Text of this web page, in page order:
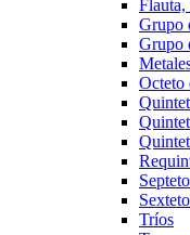
Grupo
Grupo
Octeto
Tríos